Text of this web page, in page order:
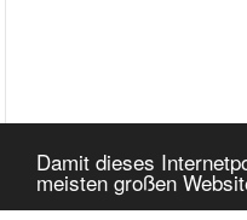
Damit dieses
meisten großen